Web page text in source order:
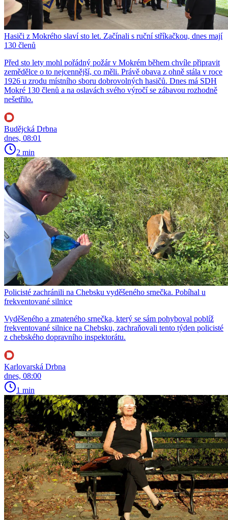
Hasiči z Mokrého slaví sto let. Začínali s ruční stříkačkou, dnes mají
130 členů
Před sto lety mohl pořádný požár v Mokrém během chvíle připravit
zemědělce o to nejcennější, co měli. Právě obava z ohně stála v roce
1926 u zrodu místního sboru dobrovolných hasičů. Dnes má SDH
Mokré 130 členů a na oslavách svého výročí se zábavou rozhodně
nešetřilo.
Budějcká Drbna
dnes, 08:01
2 min
Policisté zachránili na Chebsku vyděšeného srnečka. Pobíhal u
frekventované silnice
Vyděšeného a zmateného srnečka, který se sám pohyboval poblíž
frekventované silnice na Chebsku, zachraňovali tento týden policisté
z chebského dopravního inspektorátu.
Karlovarská Drbna
dnes, 08:00
1 min